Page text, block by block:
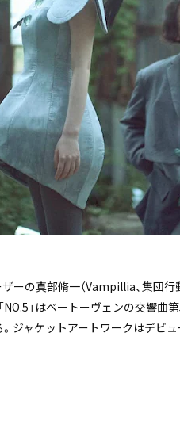
の真部脩一（Vampillia、集団行
」はベートーヴェンの交響曲
ジャケットアートワークはデビ